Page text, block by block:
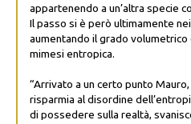
appartenendo a un’altra specie
Il passo si è però ultimamente
aumentando il grado
mimesi entropica.
“Arrivato a un certo punto
risparmia al disordine
di possedere sulla realtà,